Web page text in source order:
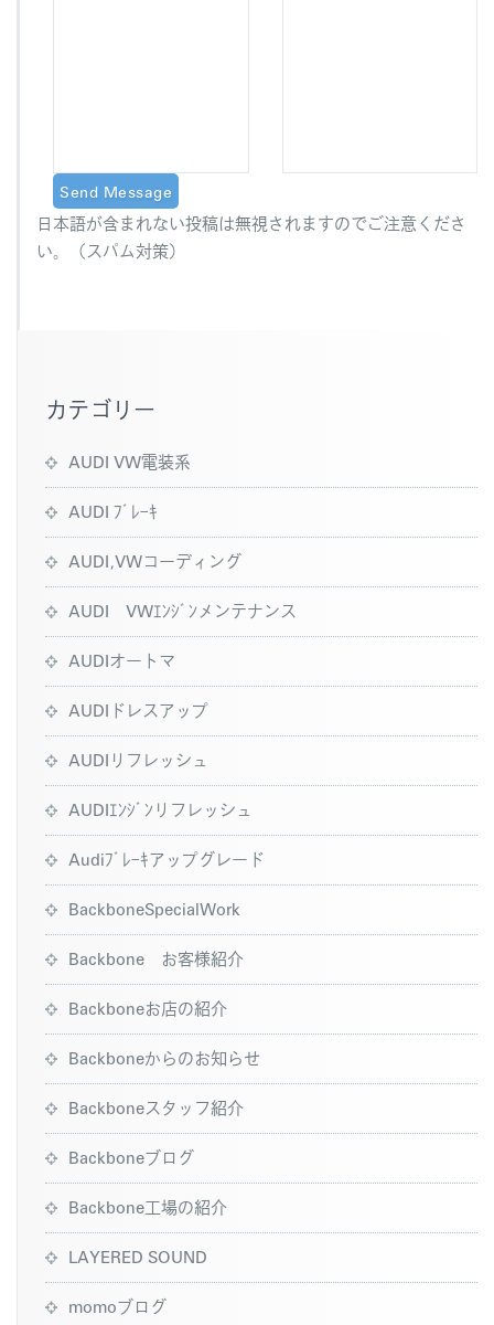
日本語が含まれない投稿は無視されますのでご注意くださ
い。（スパム対策）
カテゴリー
AUDI VW電装系
AUDI ﾌﾞﾚｰｷ
AUDI,VWコーディング
AUDI VWｴﾝｼﾞﾝメンテナンス
AUDIオートマ
AUDIドレスアップ
AUDIリフレッシュ
AUDIｴﾝｼﾞﾝリフレッシュ
Audiﾌﾞﾚｰｷアップグレード
BackboneSpecialWork
Backbone お客様紹介
Backboneお店の紹介
Backboneからのお知らせ
Backboneスタッフ紹介
Backboneブログ
Backbone工場の紹介
LAYERED SOUND
momoブログ